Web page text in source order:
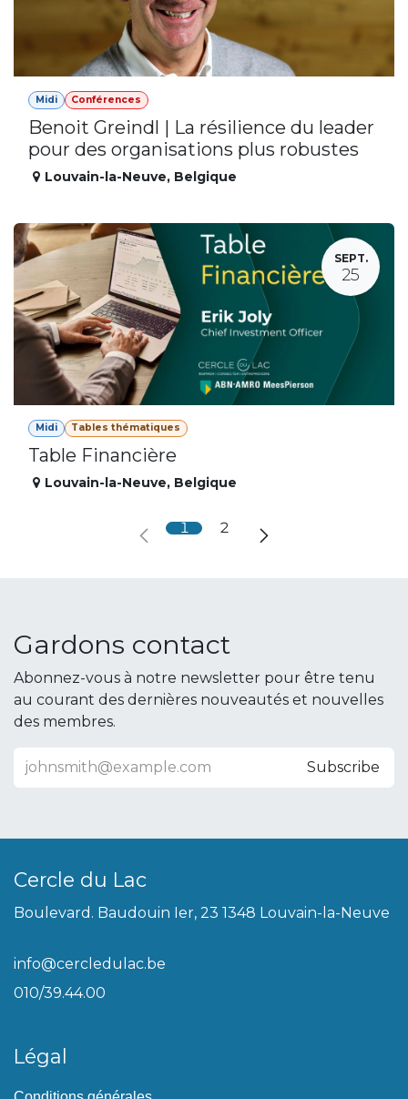
Midi Conférences
Benoit Greindl | La résilience du leader
pour des organisations plus robustes
Louvain-la-Neuve, Belgique
SEPT.
25
Midi Tables thématiques
Table Financière
Louvain-la-Neuve, Belgique
1 2
Gardons contact
Abonnez-vous à notre newsletter pour être tenu
au courant des dernières nouveautés et nouvelles
des membres.
Subscribe
Cercle du Lac
Boulevard. Baudouin Ier, 23 1348 Louvain-la-Neuve
info@cercledulac.be
010/39.44.00
Légal